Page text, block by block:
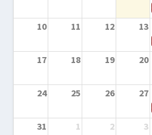
10 11 12 13
17 18 19 20
24 25 26 27
31 1 2 3